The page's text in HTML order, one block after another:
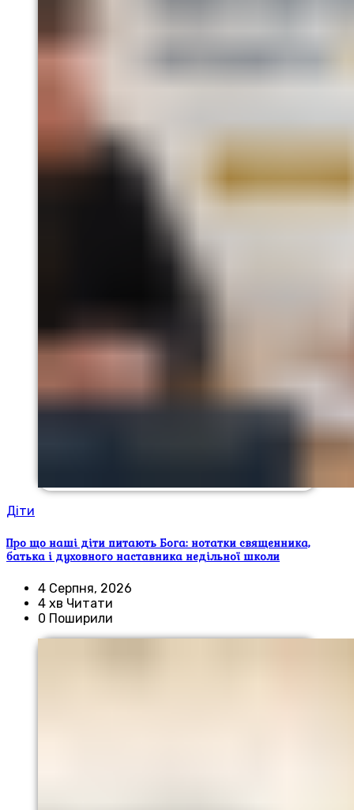
Діти
Про що наші діти питають Бога: нотатки священника,
батька і духовного наставника недільної школи
4 Серпня, 2026
4 хв Читати
0 Поширили